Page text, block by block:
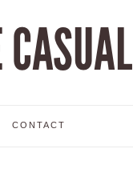
CONTACT